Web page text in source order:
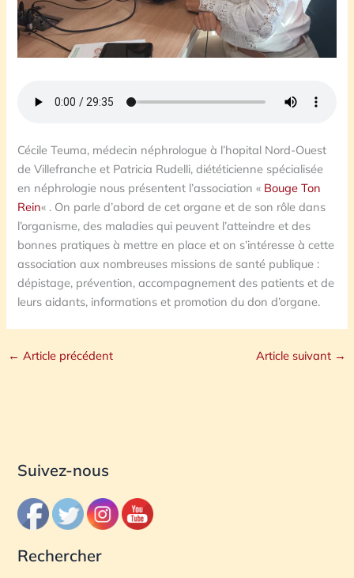
Cécile Teuma, médecin néphrologue à l’hopital Nord-Ouest
de Villefranche et Patricia Rudelli, diététicienne spécialisée
en néphrologie nous présentent l’association « Bouge Ton
Rein« . On parle d’abord de cet organe et de son rôle dans
l’organisme, des maladies qui peuvent l’atteindre et des
bonnes pratiques à mettre en place et on s’intéresse à cette
association aux nombreuses missions de santé publique :
dépistage, prévention, accompagnement des patients et de
leurs aidants, informations et promotion du don d’organe.
← Article précédent Article suivant →
Suivez-nous
Rechercher